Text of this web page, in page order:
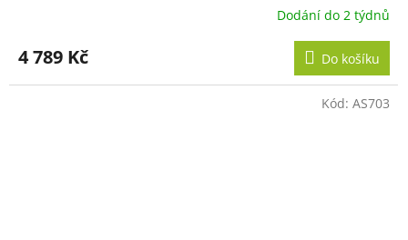
Dodání do 2 týdnů
4 789 Kč Do košíku
Kód: AS703